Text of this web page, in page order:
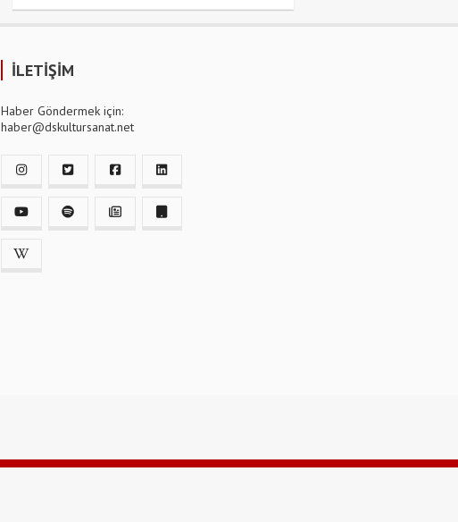
İLETİŞİM
Haber Göndermek için:
haber@dskultursanat.net